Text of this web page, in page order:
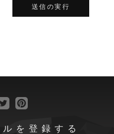
を登録する